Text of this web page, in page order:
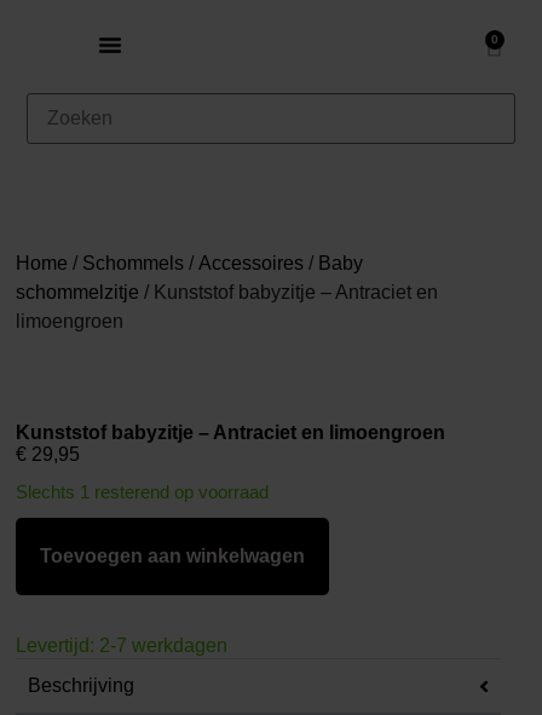
0
Kunststof babyzitje – Antraciet en limoengroen
€ 29,95
Slechts 1 resterend op voorraad
Toevoegen aan winkelwagen
Levertijd: 2-7 werkdagen
Beschrijving
Home / Schommels /Accessoires / Baby
schommelzitje / Kunststof babyzitje – Antraciet en
limoengroen